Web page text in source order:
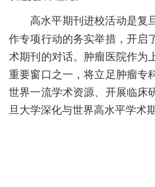
高水平期刊进校活动是复
作专项行动的务实举措，开启
术期刊的对话。肿瘤医院作为
重要窗口之一，将立足肿瘤专
世界一流学术资源、开展临床
旦大学深化与世界高水平学术